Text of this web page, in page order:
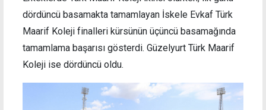
dördüncü basamakta tamamlayan İskele Evkaf Türk
Maarif Koleji finalleri kürsünün üçüncü basamağında
tamamlama başarısı gösterdi. Güzelyurt Türk Maarif
Koleji ise dördüncü oldu.